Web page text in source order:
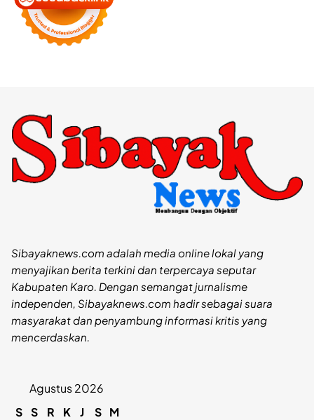
Sibayaknews.com adalah media online lokal yang
menyajikan berita terkini dan terpercaya seputar
Kabupaten Karo. Dengan semangat jurnalisme
independen, Sibayaknews.com hadir sebagai suara
masyarakat dan penyambung informasi kritis yang
mencerdaskan.
Agustus 2026
S S R K J S M